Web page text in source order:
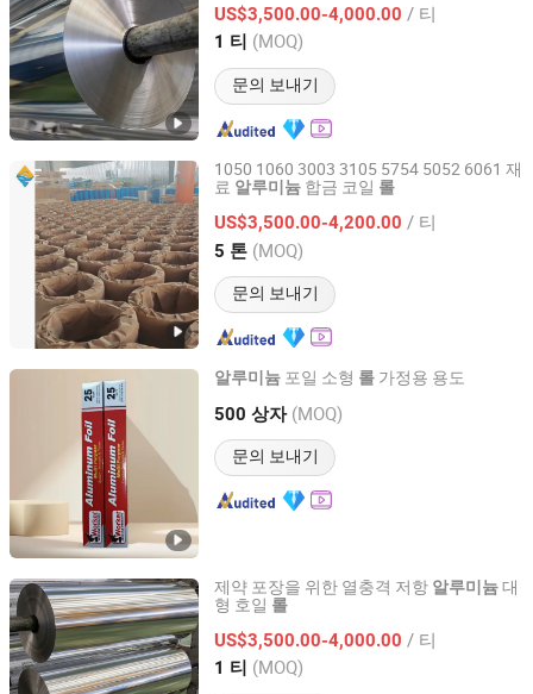
US$3,500.00-4,000.00 / 티
1 티 (MOQ)
문의 보내기
Henan, China 이후 2025
1050 1060 3003 3105 5754 5052 6061 재
료 알루미늄 합금 코일 롤
US$3,500.00-4,200.00 / 티
5 톤 (MOQ)
문의 보내기
Jinan Zhaoyang Aluminium Industry Co., Ltd
Shandong, China 이후 2022
알루미늄 포일 소형 롤 가정용 용도
500 상자 (MOQ)
문의 보내기
NINGBO BESTY ALUMINUM FOIL PRODUCTS CO., LTD.
Zhejiang, China 이후 2019
제약 포장을 위한 열충격 저항 알루미늄대
형 호일 롤
US$3,500.00-4,000.00 / 티
1 티 (MOQ)
Luoyang Wanji Aluminium Processing Co., Ltd.
Henan, China 이후 2025